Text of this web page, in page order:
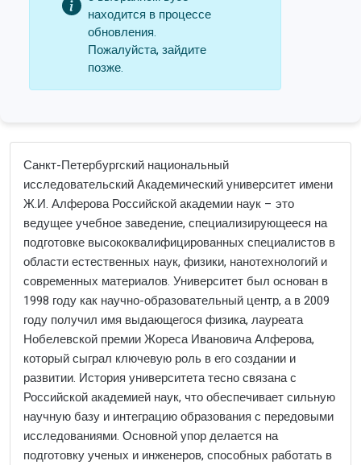
находится в процессе
обновления.
Пожалуйста, зайдите
позже.
Санкт-Петербургский национальный
исследовательский Академический университет имени
Ж.И. Алферова Российской академии наук – это
ведущее учебное заведение, специализирующееся на
подготовке высококвалифицированных специалистов в
области естественных наук, физики, нанотехнологий и
современных материалов. Университет был основан в
1998 году как научно-образовательный центр, а в 2009
году получил имя выдающегося физика, лауреата
Нобелевской премии Жореса Ивановича Алферова,
который сыграл ключевую роль в его создании и
развитии. История университета тесно связана с
Российской академией наук, что обеспечивает сильную
научную базу и интеграцию образования с передовыми
исследованиями. Основной упор делается на
подготовку ученых и инженеров, способных работать в